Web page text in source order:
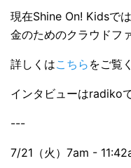
現在Shine On! Kidsで
金のためのクラウドフ
詳しくはこちら をご覧
インタビューはradiko
---
7/21（火）7am -